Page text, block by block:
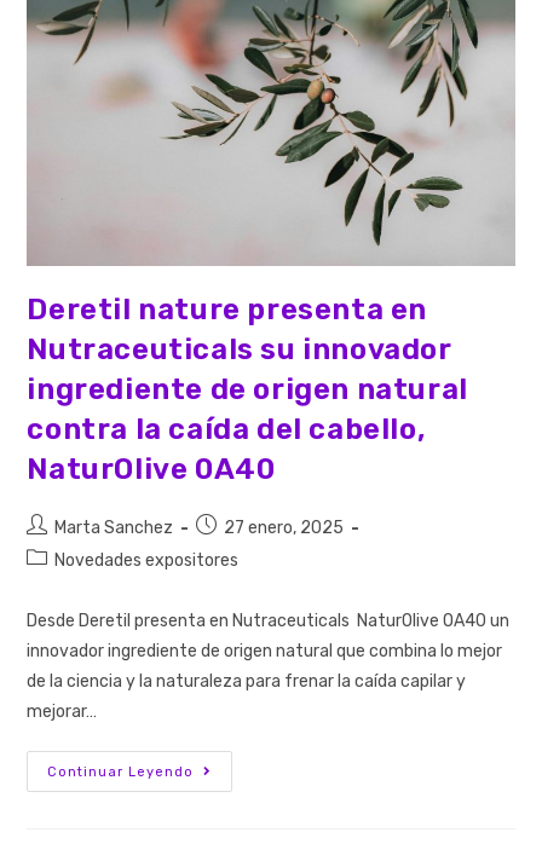
Deretil nature presenta en
Nutraceuticals su innovador
ingrediente de origen natural
contra la caída del cabello,
NaturOlive 0A40
Marta Sanchez
27 enero, 2025
Novedades expositores
Desde Deretil presenta en Nutraceuticals NaturOlive OA40 un
innovador ingrediente de origen natural que combina lo mejor
de la ciencia y la naturaleza para frenar la caída capilar y
mejorar…
Continuar Leyendo